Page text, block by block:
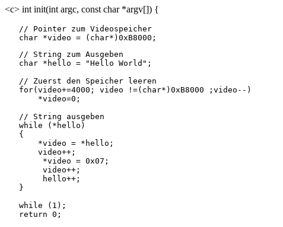
<c> int init(int argc, const char *argv[]) {
   // Pointer zum Videospeicher
   // String zum Ausgeben
   char *hello = "Hello World";
   // Zuerst den Speicher leeren
   for(video+=4000; video !=(char*)0xB8000 ;video--)
       *video=0;
   // String ausgeben
   while (*hello)
   {
       *video = *hello;
       video++;
   }
   while (1);